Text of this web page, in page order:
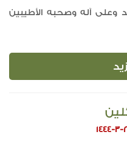
وعلى آله وصحبه الأطيبين
1444-3-